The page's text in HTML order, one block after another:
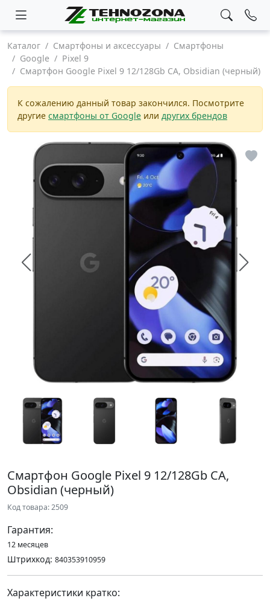
Каталог Смартфоны и аксессуары
Смартфоны
Google
Pixel 9
Смартфон Google Pixel 9 12/128Gb CA, Obsidian (черный)
К сожалению данный товар закончился. Посмотрите
другие смартфоны от Google или других брендов
Смартфон Google Pixel 9 12/128Gb CA,
Obsidian (черный)
Код товара: 2509
Гарантия:
12 месяцев
Штрихкод: 840353910959
Характеристики кратко: